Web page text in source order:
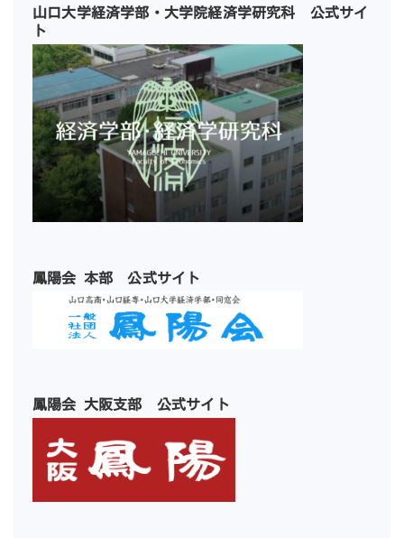
山口大学経済学部・大学院経済学研究科 公式サイ
ト
鳳陽会 本部 公式サイト
鳳陽会 大阪支部 公式サイト